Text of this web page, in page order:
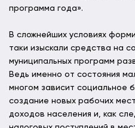
программа года».
В сложнейших условиях
таки изыскали средства на
муниципальных программ
Ведь именно от состояния
многом зависит социальное
создание новых рабочих
доходов населения и, как